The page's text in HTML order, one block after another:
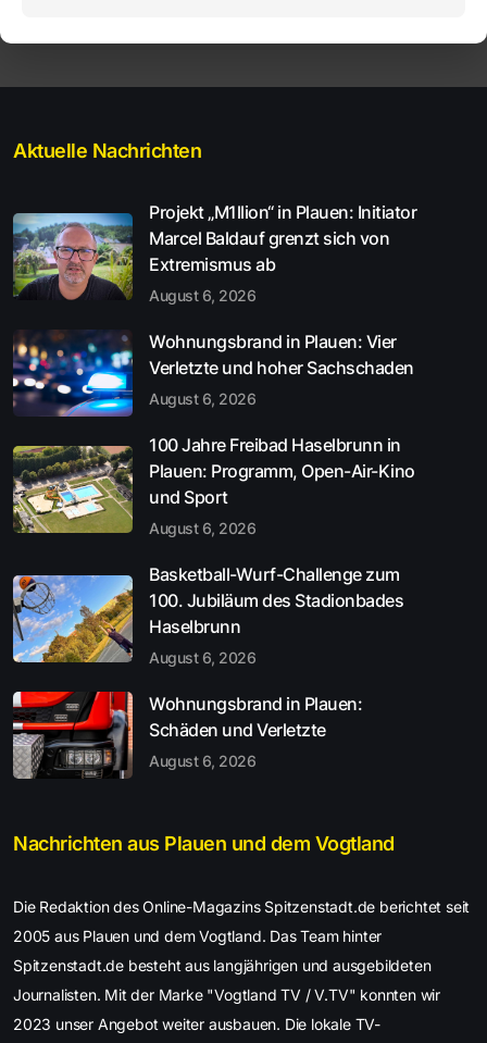
Aktuelle Nachrichten
Projekt „M1llion“ in Plauen: Initiator
Marcel Baldauf grenzt sich von
Extremismus ab
August 6, 2026
Wohnungsbrand in Plauen: Vier
Verletzte und hoher Sachschaden
August 6, 2026
100 Jahre Freibad Haselbrunn in
Plauen: Programm, Open-Air-Kino
und Sport
August 6, 2026
Basketball-Wurf-Challenge zum
100. Jubiläum des Stadionbades
Haselbrunn
August 6, 2026
Wohnungsbrand in Plauen:
Schäden und Verletzte
August 6, 2026
Nachrichten aus Plauen und dem Vogtland
Die Redaktion des Online-Magazins Spitzenstadt.de berichtet seit
2005 aus Plauen und dem Vogtland. Das Team hinter
Spitzenstadt.de besteht aus langjährigen und ausgebildeten
Journalisten. Mit der Marke "Vogtland TV / V.TV" konnten wir
2023 unser Angebot weiter ausbauen. Die lokale TV-